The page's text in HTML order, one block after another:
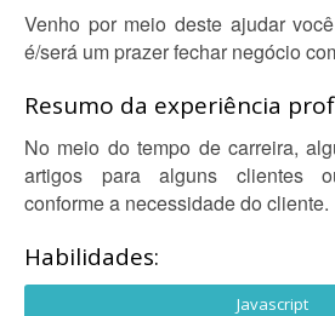
Venho por meio deste ajudar
é/será um prazer fechar negócio
Resumo da experiência
No meio do tempo de carreira,
artigos para alguns clientes
conforme a necessidade do cliente.
Habilidades:
Javascript